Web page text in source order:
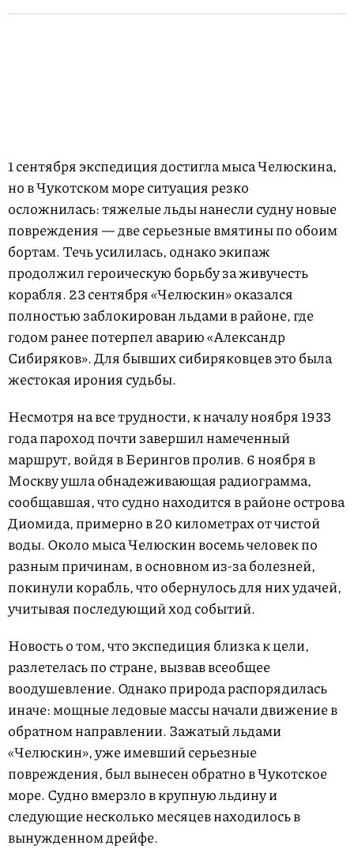
1 сентября экспедиция достигла мыса Челюскина,
но в Чукотском море ситуация резко
осложнилась: тяжелые льды нанесли судну новые
повреждения — две серьезные вмятины по обоим
бортам. Течь усилилась, однако экипаж
продолжил героическую борьбу за живучесть
корабля. 23 сентября «Челюскин» оказался
полностью заблокирован льдами в районе, где
годом ранее потерпел аварию «Александр
Сибиряков». Для бывших сибиряковцев это была
жестокая ирония судьбы.
Несмотря на все трудности, к началу ноября 1933
года пароход почти завершил намеченный
маршрут, войдя в Берингов пролив. 6 ноября в
Москву ушла обнадеживающая радиограмма,
сообщавшая, что судно находится в районе острова
Диомида, примерно в 20 километрах от чистой
воды. Около мыса Челюскин восемь человек по
разным причинам, в основном из-за болезней,
покинули корабль, что обернулось для них удачей,
учитывая последующий ход событий.
Новость о том, что экспедиция близка к цели,
разлетелась по стране, вызвав всеобщее
воодушевление. Однако природа распорядилась
иначе: мощные ледовые массы начали движение в
обратном направлении. Зажатый льдами
«Челюскин», уже имевший серьезные
повреждения, был вынесен обратно в Чукотское
море. Судно вмерзло в крупную льдину и
следующие несколько месяцев находилось в
вынужденном дрейфе.